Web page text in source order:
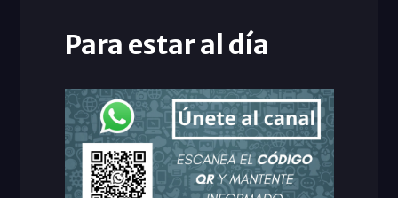
Para estar al día